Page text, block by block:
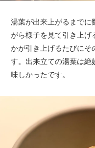
湯葉が出来上がるまでに
がら様子を見て引き上
かが引き上げるたびにそ
す。出来立ての湯葉は絶
味しかったです。